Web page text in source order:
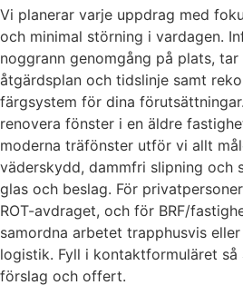
Vi planerar varje uppdrag med
och minimal störning i vardagen.
noggrann genomgång på plats,
åtgärdsplan och tidslinje samt
färgsystem för dina
renovera fönster i en äldre
moderna träfönster utför vi allt
väderskydd, dammfri slipning och
glas och beslag. För
ROT-avdraget, och för BRF/
samordna arbetet trapphusvis
logistik. Fyll i kontaktformuläret så
förslag och offert.